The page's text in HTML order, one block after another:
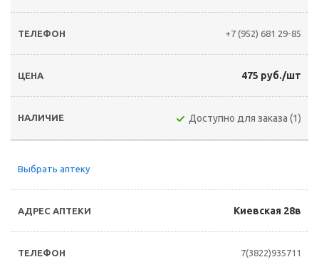
+7 (952) 681 29-85
475 руб./шт
Доступно для заказа (1)
Выбрать аптеку
Киевская 28в
7(3822)935711